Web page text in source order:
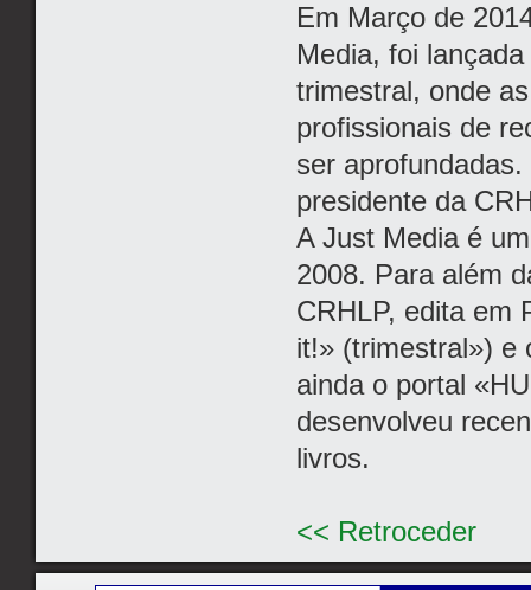
Em Março de
Media, foi
trimestral, onde
profissionais de
ser
presidente da
A Just Media é
2008. Para além
CRHLP, edita em
it!» (trimestral») e
ainda o portal
desenvolveu
livros.
<< Retroceder